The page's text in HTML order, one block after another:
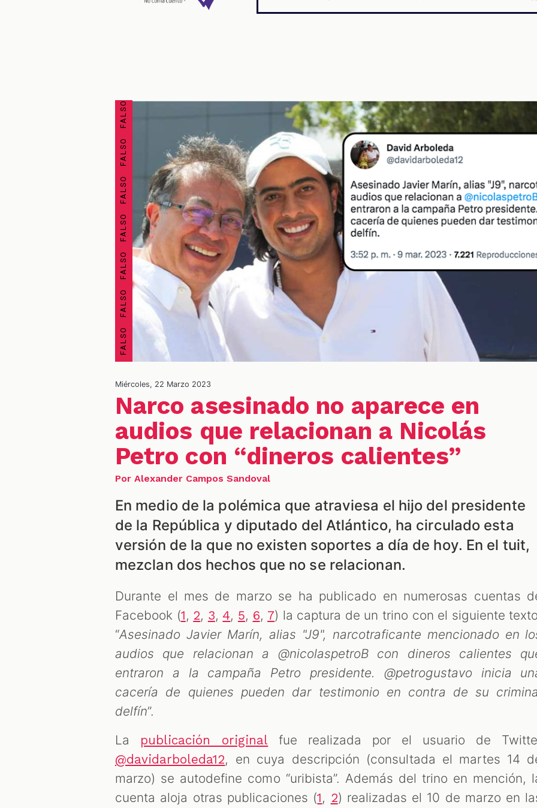
FALSO FALSO FALSO FALSO FALSO FALSO FALSO FALSO
Miércoles, 22 Marzo 2023
Narco asesinado no aparece en
audios que relacionan a Nicolás
Petro con “dineros calientes”
Por Alexander Campos Sandoval
En medio de la polémica que atraviesa el hijo del presidente
de la República y diputado del Atlántico, ha circulado esta
versión de la que no existen soportes a día de hoy. En el tuit,
mezclan dos hechos que no se relacionan.
Durante el mes de marzo se ha publicado en numerosas cuentas
Facebook (1, 2, 3, 4, 5, 6, 7) la captura de un trino con el siguiente
“Asesinado Javier Marín, alias "J9", narcotraficante mencionado en
audios que relacionan a @nicolaspetroB con dineros calientes
entraron a la campaña Petro presidente. @petrogustavo inicia
cacería de quienes pueden dar testimonio en contra de su
delfín”.
La
publicación original fue realizada por el usuario de
@davidarboleda12, en cuya descripción (consultada el martes 14
marzo) se autodefine como “uribista”. Además del trino en mención,
cuenta aloja otras publicaciones (1, 2) realizadas el 10 de marzo en